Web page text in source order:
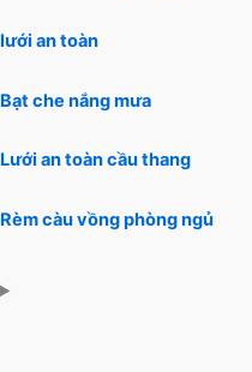
lưới an toàn
Bạt che nắng mưa
Lưới an toàn cầu thang
Rèm càu vồng phòng ngủ